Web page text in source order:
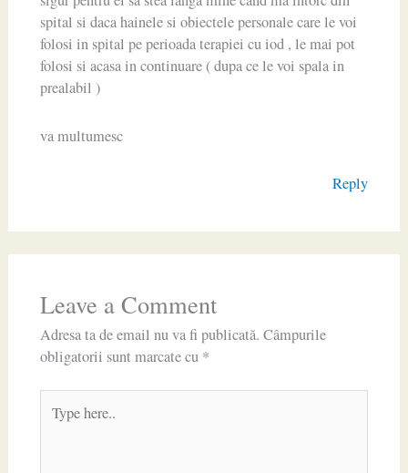
spital si daca hainele si obiectele personale care le voi
folosi in spital pe perioada terapiei cu iod , le mai pot
folosi si acasa in continuare ( dupa ce le voi spala in
prealabil )
va multumesc
Reply
Leave a Comment
Adresa ta de email nu va fi publicată. Câmpurile
obligatorii sunt marcate cu *
here..